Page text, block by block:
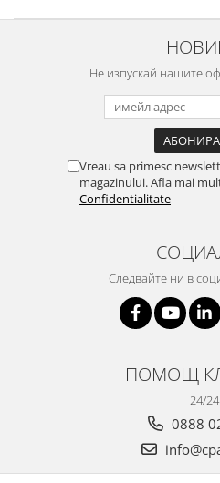
Не изпускай нашите
Vreau sa primesc
magazinului. Afla mai
Confidentialitate
Следвайте ни в
ПОМОЩ
24/24
0888